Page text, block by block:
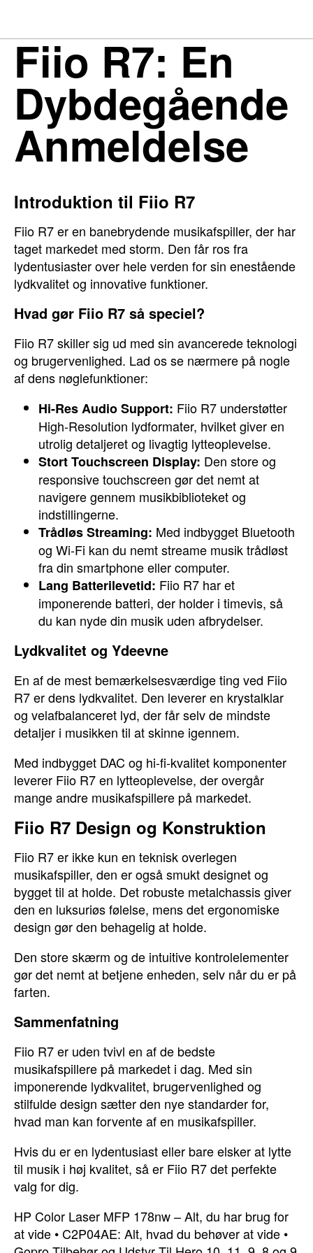
Fiio R7: En
Dybdegående
Anmeldelse
Introduktion til Fiio R7
Fiio R7 er en banebrydende musikafspiller, der har
taget markedet med storm. Den får ros fra
lydentusiaster over hele verden for sin enestående
lydkvalitet og innovative funktioner.
Hvad gør Fiio R7 så speciel?
Fiio R7 skiller sig ud med sin avancerede teknologi
og brugervenlighed. Lad os se nærmere på nogle
af dens nøglefunktioner:
Hi-Res Audio Support: Fiio R7 understøtter
High-Resolution lydformater, hvilket giver en
utrolig detaljeret og livagtig lytteoplevelse.
Stort Touchscreen Display: Den store og
responsive touchscreen gør det nemt at
navigere gennem musikbiblioteket og
indstillingerne.
Trådløs Streaming: Med indbygget Bluetooth
og Wi-Fi kan du nemt streame musik trådløst
fra din smartphone eller computer.
Lang Batterilevetid: Fiio R7 har et
imponerende batteri, der holder i timevis, så
du kan nyde din musik uden afbrydelser.
Lydkvalitet og Ydeevne
En af de mest bemærkelsesværdige ting ved Fiio
R7 er dens lydkvalitet. Den leverer en krystalklar
og velafbalanceret lyd, der får selv de mindste
detaljer i musikken til at skinne igennem.
Med indbygget DAC og hi-fi-kvalitet komponenter
leverer Fiio R7 en lytteoplevelse, der overgår
mange andre musikafspillere på markedet.
Fiio R7 Design og Konstruktion
Fiio R7 er ikke kun en teknisk overlegen
musikafspiller, den er også smukt designet og
bygget til at holde. Det robuste metalchassis giver
den en luksuriøs følelse, mens det ergonomiske
design gør den behagelig at holde.
Den store skærm og de intuitive kontrolelementer
gør det nemt at betjene enheden, selv når du er på
farten.
Sammenfatning
Fiio R7 er uden tvivl en af de bedste
musikafspillere på markedet i dag. Med sin
imponerende lydkvalitet, brugervenlighed og
stilfulde design sætter den nye standarder for,
hvad man kan forvente af en musikafspiller.
Hvis du er en lydentusiast eller bare elsker at lytte
til musik i høj kvalitet, så er Fiio R7 det perfekte
valg for dig.
HP Color Laser MFP 178nw – Alt, du har brug for
at vide •C2P04AE: Alt, hvad du behøver at vide •